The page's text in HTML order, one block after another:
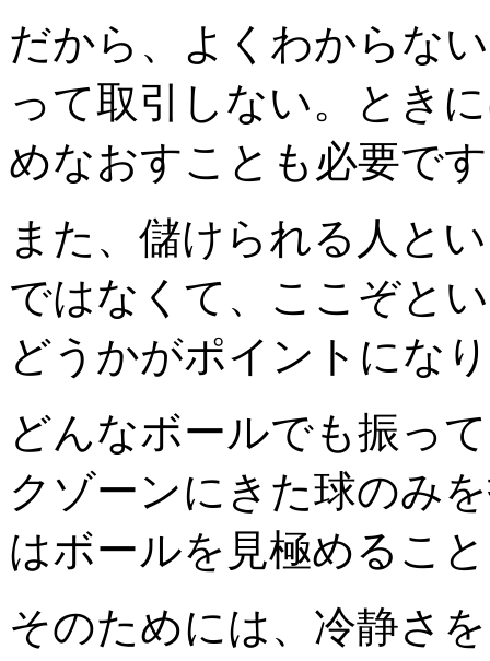
だから、よくわからな
って取引しない。とき
めなおすことも必要で
また、儲けられる人と
ではなくて、ここぞと
どうかがポイントにな
どんなボールでも振っ
クゾーンにきた球のみ
はボールを見極めるこ
そのためには、冷静さ